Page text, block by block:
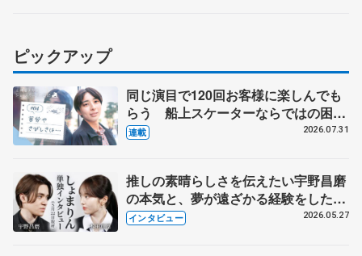
ピックアップ
同じ演目で120回お客様に楽しんでも
らう 船上スケーターならではの困難
とは 影響あったPIW前キャプテン松
連載 2026.07.31
推しの素晴らしさを伝えたい宇野昌磨
の本気と、夢が遠ざかる経験をした本
田真凜の覚悟
インタビュー 2026.05.27